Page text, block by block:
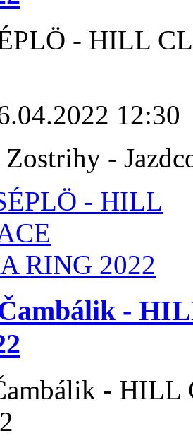
- HILL
12:30
Zostrihy -
-
-